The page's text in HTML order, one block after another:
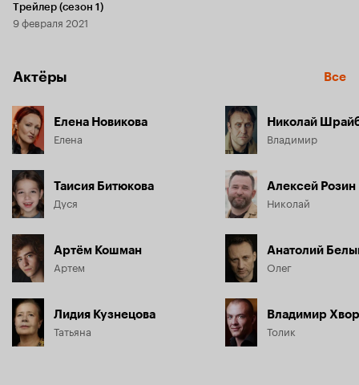
Трейлер (сезон 1)
9 февраля 2021
Актёры Все
Елена Новикова
Елена
Таисия Битюкова
Дуся
Артём Кошман
Артем
Лидия Кузнецова
Татьяна
Николай
Владимир
Алексей Розин
Николай
Анатолий
Олег
Владимир
Толик